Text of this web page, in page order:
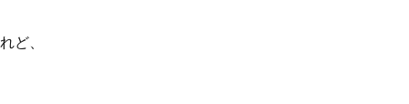
ど、